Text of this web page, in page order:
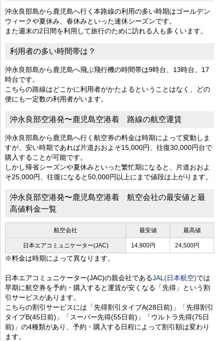
沖永良部島から鹿児島へ行く本路線の利用の多い時期はゴールデン
ウィークや夏休み、春休みといった連休シーズンです。
また週末の2日間を利用して旅行のために訪れる人も多くいます。
利用者の多い時間帯は？
沖永良部島から鹿児島へ飛ぶ飛行機の時間帯は9時台、13時台、17
時台です。
こちらの路線はどこかに利用者がかたよるということはなく、どの
便にも一定数の利用者がいます。
沖永良部空港発〜鹿児島空港着 路線の航空運賃
沖永良部島から鹿児島へ行く航空券の料金は時期によって変動しま
すが、安い時期であれば片道おおよそ15,000円、往復30,000円台で
購入することが可能です。
しかし帰省シーズンや夏休みといった繁忙期になると、片道おおよ
そ25,000円、往復になると50,000円以上にまで値段は上がります。
沖永良部空港発〜鹿児島空港着 航空会社の最安値と最
高値料金一覧
航空会社 最安値 最高値
日本エアコミュニケーター(JAC) 14,900円 24,500円
※料金は時期によって異なります。
日本エアコミュニケーター(JAC)の親会社であるJAL(日本航空)では
早期に航空券を予約・購入すると運賃が安くなる「先得」という割
引サービスがあります。
こちらの割引サービスには「先得割引タイプA(28日前)」「先得割引
タイプB(45日前)」「スーパー先得(55日前)」「ウルトラ先得(75日
前)」の4種類があり、予約・購入する日程によって割引額は変わり
ます。